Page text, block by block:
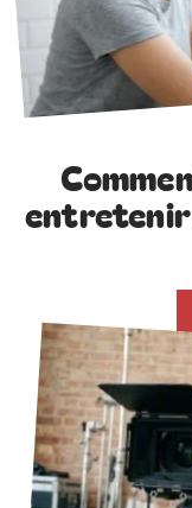
entretenir